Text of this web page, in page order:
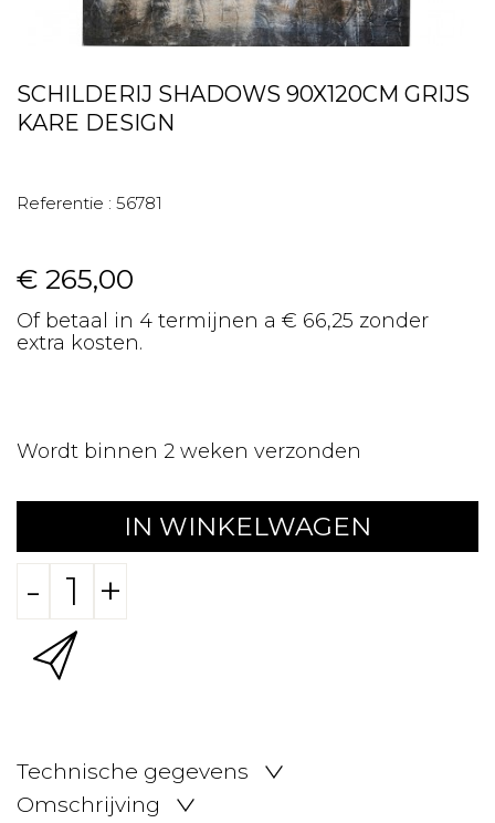
SCHILDERIJ SHADOWS 90X120CM GRIJS
KARE DESIGN
Referentie : 56781
€ 265,00
Of betaal in 4 termijnen a € 66,25 zonder
extra kosten.
Wordt binnen 2 weken verzonden
IN WINKELWAGEN
- +
Technische gegevens
Omschrijving